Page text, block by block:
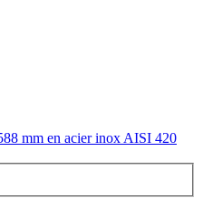
mm en acier inox AISI 420